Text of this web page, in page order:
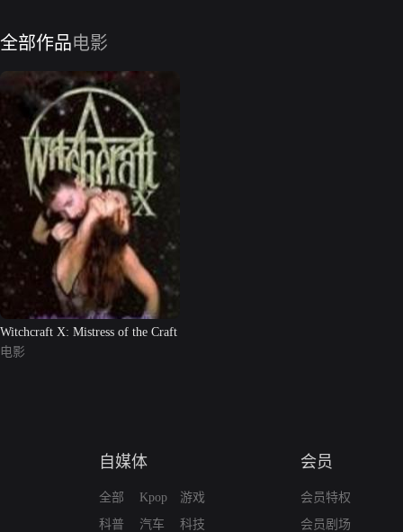
全部作品电影
Witchcraft X: Mistress of the Craft
电影
自媒体
全部
科普
Kpop
汽车
游戏
科技
会员
会员特权
会员剧场